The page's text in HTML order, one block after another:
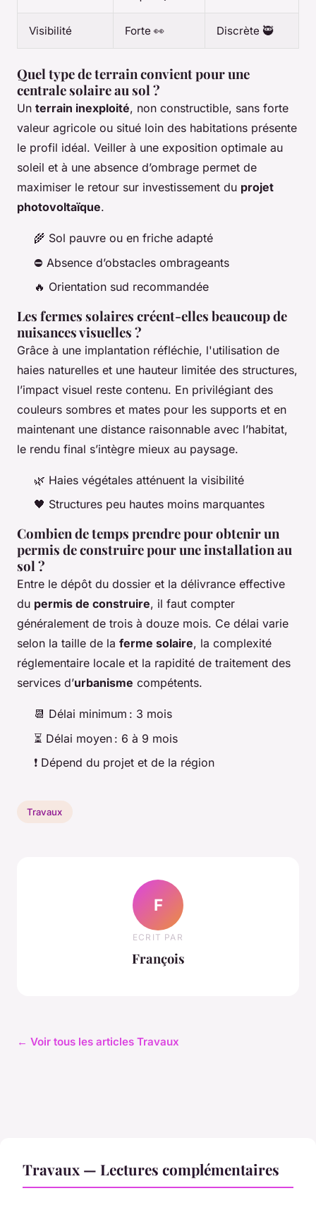
Visibilité Forte 👀 Discrète 🥷
Quel type de terrain convient pour une
centrale solaire au sol ?
Un terrain inexploité, non constructible, sans forte
valeur agricole ou situé loin des habitations présente
le profil idéal. Veiller à une exposition optimale au
soleil et à une absence d’ombrage permet de
maximiser le retour sur investissement du projet
photovoltaïque.
🌾 Sol pauvre ou en friche adapté
⛔️ Absence d’obstacles ombrageants
🔥 Orientation sud recommandée
Les fermes solaires créent-elles beaucoup de
nuisances visuelles ?
Grâce à une implantation réfléchie, l'utilisation de
haies naturelles et une hauteur limitée des structures,
l’impact visuel reste contenu. En privilégiant des
couleurs sombres et mates pour les supports et en
maintenant une distance raisonnable avec l’habitat,
le rendu final s’intègre mieux au paysage.
🌿 Haies végétales atténuent la visibilité
🖤 Structures peu hautes moins marquantes
Combien de temps prendre pour obtenir un
permis de construire pour une installation au
sol ?
Entre le dépôt du dossier et la délivrance effective
du permis de construire, il faut compter
généralement de trois à douze mois. Ce délai varie
selon la taille de la ferme solaire, la complexité
réglementaire locale et la rapidité de traitement des
services d’urbanisme compétents.
📆 Délai minimum : 3 mois
⏳ Délai moyen : 6 à 9 mois
❗ Dépend du projet et de la région
Travaux
F
ECRIT PAR
François
← Voir tous les articles Travaux
Travaux — Lectures complémentaires